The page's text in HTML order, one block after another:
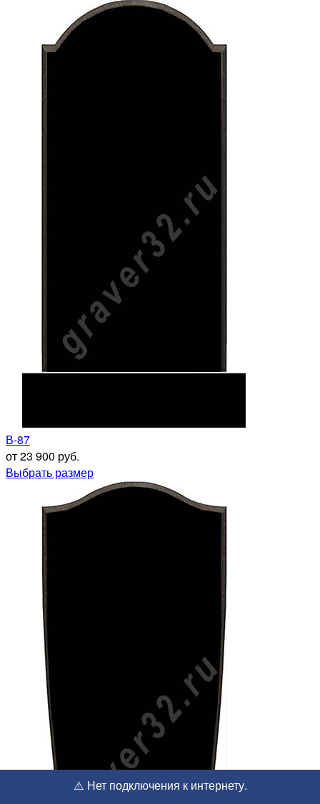
В-87
от 23 900 руб.
Выбрать размер
⚠️ Нет подключения к интернету.